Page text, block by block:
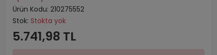
Ürün Kodu: 210275552
Stok: Stokta yok
5.741,98 TL